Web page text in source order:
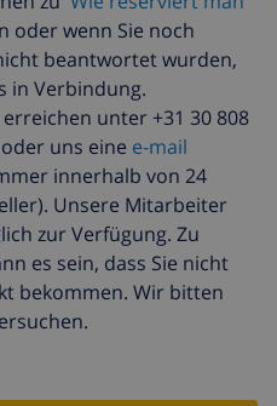
$ pro Person
$ pro Person
$
auf den
$/HOUR)
der Gesamtsumme
oder wenn Sie noch
beantwortet wurden,
in Verbindung.
unter +31 30 808
uns eine e-mail
innerhalb von 24
Unsere Mitarbeiter
zur Verfügung. Zu
es sein, dass Sie nicht
bekommen. Wir bitten